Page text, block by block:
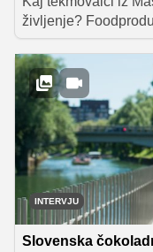
življenje?
Mojmir Šiftar
gradi samozavest in
nihče ne odide
MasterChefa so že
INTERVJU
Slovenska